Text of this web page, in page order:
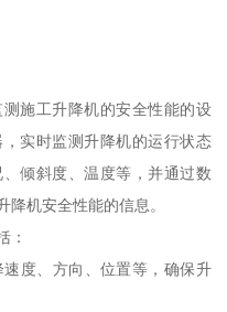
施工升降机的安全性能的设
实时监测升降机的运行状态
倾斜度、温度等，并通过数
机安全性能的信息。
：
度、方向、位置等，确保升